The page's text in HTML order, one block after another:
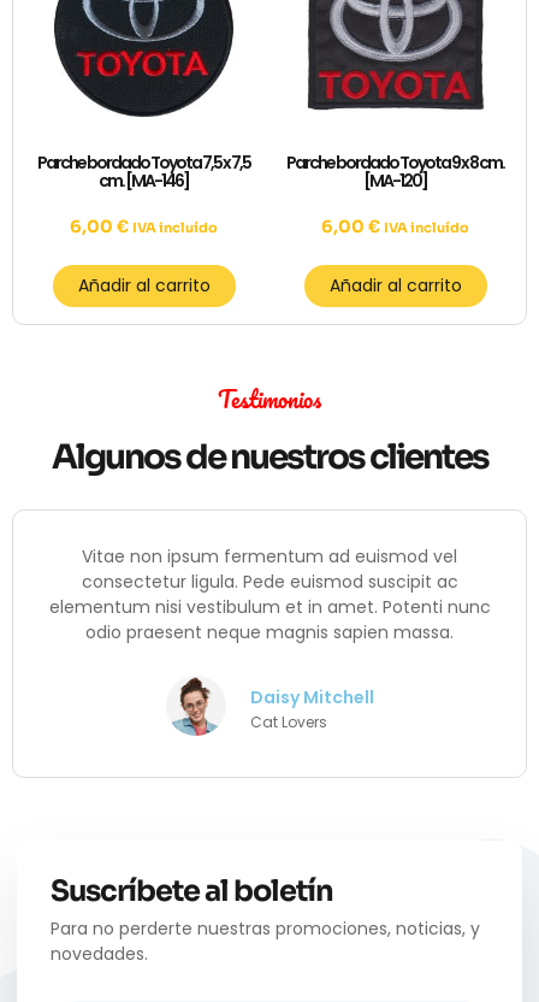
Parche bordado Toyota 7,5 x 7,5
cm. [MA-146]
6,00 € IVA incluído
Añadir al carrito
Parche bordado Toyota 9 x 8 cm.
[MA-120]
6,00 € IVA incluído
Añadir al carrito
Testimonios
Algunos de nuestros clientes
Vitae non ipsum fermentum ad euismod vel
consectetur ligula. Pede euismod suscipit ac
elementum nisi vestibulum et in amet. Potenti nunc
odio praesent neque magnis sapien massa.
Daisy Mitchell
Cat Lovers
Suscríbete al boletín
Para no perderte nuestras promociones, noticias, y
novedades.